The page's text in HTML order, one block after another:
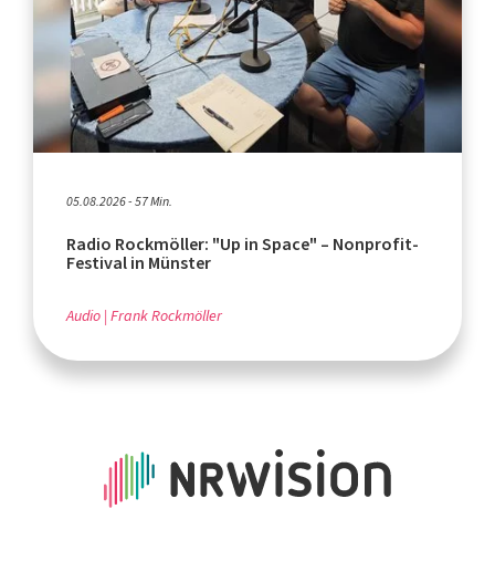
05.08.2026 - 57 Min.
Radio Rockmöller: "Up in Space" – Nonprofit-
Festival in Münster
Audio Frank Rockmöller